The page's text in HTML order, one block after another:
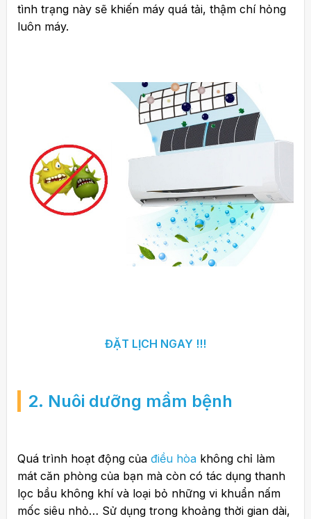
tình trạng này sẽ khiến máy quá tải, thậm chí hỏng
luôn máy.
ĐẶT LỊCH NGAY !!!
2. Nuôi dưỡng mầm bệnh
Quá trình hoạt động của điều hòakhông chỉ làm
mát căn phòng của bạn mà còn có tác dụng thanh
lọc bầu không khí và loại bỏ những vi khuẩn nấm
mốc siêu nhỏ… Sử dụng trong khoảng thời gian dài,